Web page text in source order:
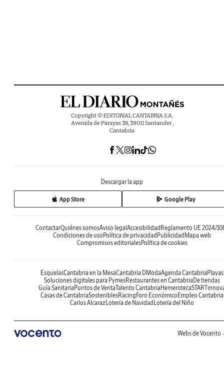
Copyright © EDITORIAL CANTABRIA S.A.
Avenida de Parayas 38, 39011 Santander ,
Cantabria
Descargar la app
App Store Google Play
ContactarQuiénes somosAviso legal Accesibilidad Reglamento UE 2024/
Condiciones de uso Política de privacidad Publicidad Mapa web
Compromisos editorialesPolítica de cookies
EsquelasCantabria en la MesaCantabria DModaAgenda Cantabria Playas
Soluciones digitales para PymesRestaurantes en Cantabria De tiendas
Guía Sanitaria Puntos de VentaTalento Cantabria Hemeroteca
Casas de CantabriaSosteniblesRacing Foro Económico Empleo Cantabria
Carlos AlcarazLotería de Navidad Lotería del Niño
Webs de Vocento